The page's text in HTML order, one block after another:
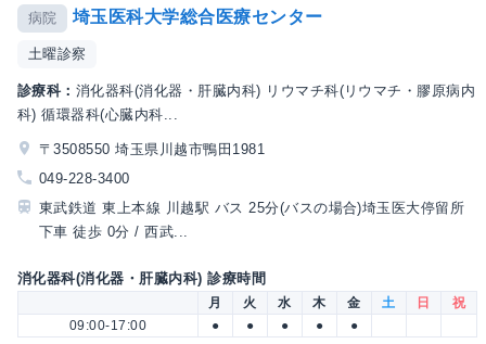
病院 埼玉医科大学総合医療センター
土曜診察
診療科： 消化器科(消化器・肝臓内科) リウマチ科(リウマチ・膠原病内
科) 循環器科(心臓内科...
〒3508550 埼玉県川越市鴨田1981
049-228-3400
東武鉄道 東上本線 川越駅 バス 25分(バスの場合)埼玉医大停留所
下車 徒歩 0分 / 西武...
消化器科(消化器・肝臓内科) 診療時間
月 火 水 木 金 土 日
祝
09:00-17:00
● ● ● ● ●